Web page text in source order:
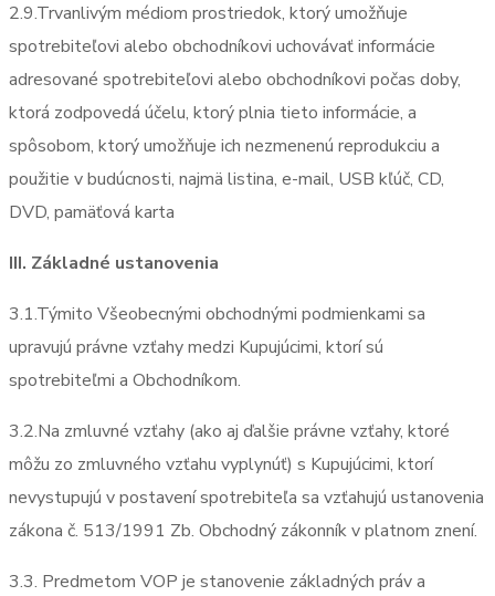
2.9.Trvanlivým médiom prostriedok, ktorý umožňuje
spotrebiteľovi alebo obchodníkovi uchovávať informácie
adresované spotrebiteľovi alebo obchodníkovi počas doby,
ktorá zodpovedá účelu, ktorý plnia tieto informácie, a
spôsobom, ktorý umožňuje ich nezmenenú reprodukciu a
použitie v budúcnosti, najmä listina, e-mail, USB kľúč, CD,
DVD, pamäťová karta
III. Základné ustanovenia
3.1.Týmito Všeobecnými obchodnými podmienkami sa
upravujú právne vzťahy medzi Kupujúcimi, ktorí sú
spotrebiteľmi a Obchodníkom.
3.2.Na zmluvné vzťahy (ako aj ďalšie právne vzťahy, ktoré
môžu zo zmluvného vzťahu vyplynúť) s Kupujúcimi, ktorí
nevystupujú v postavení spotrebiteľa sa vzťahujú ustanovenia
zákona č. 513/1991 Zb. Obchodný zákonník v platnom znení.
3.3. Predmetom VOP je stanovenie základných práv a